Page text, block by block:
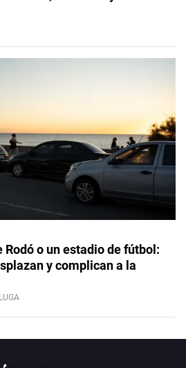
o un estadio de fútbol:
y complican a la